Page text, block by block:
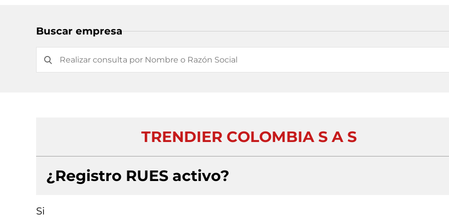
Buscar empresa
TRENDIER COLOMBIA S A S
¿Registro RUES activo?
Si